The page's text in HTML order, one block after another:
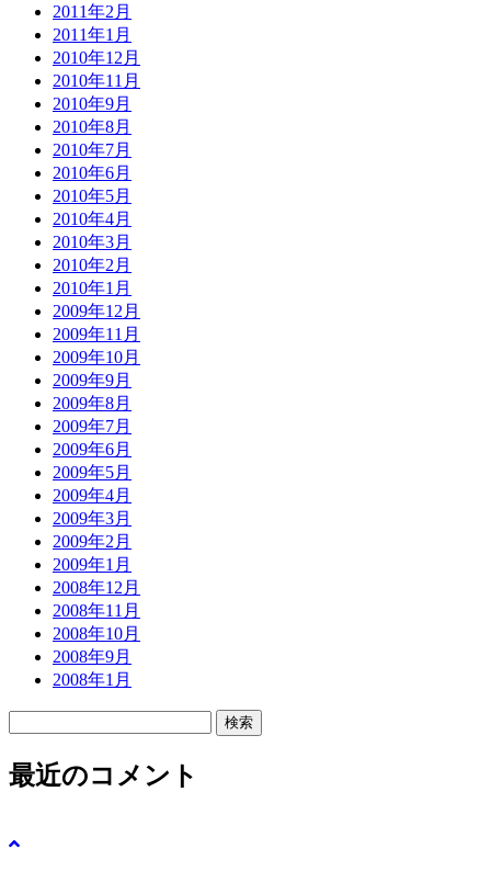
2011年2月
2011年1月
2010年12月
2010年11月
2010年9月
2010年8月
2010年7月
2010年6月
2010年5月
2010年4月
2010年3月
2010年2月
2010年1月
2009年12月
2009年11月
2009年10月
2009年9月
2009年8月
2009年7月
2009年6月
2009年5月
2009年4月
2009年3月
2009年2月
2009年1月
2008年12月
2008年11月
2008年10月
2008年9月
2008年1月
最近のコメント